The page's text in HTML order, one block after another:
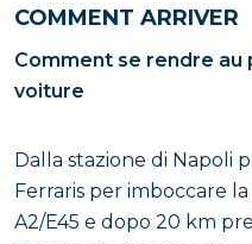
COMMENT ARRIVER
Comment se rendre
voiture
Dalla stazione di Napoli
Ferraris per imboccare
A2/E45 e dopo 20 km